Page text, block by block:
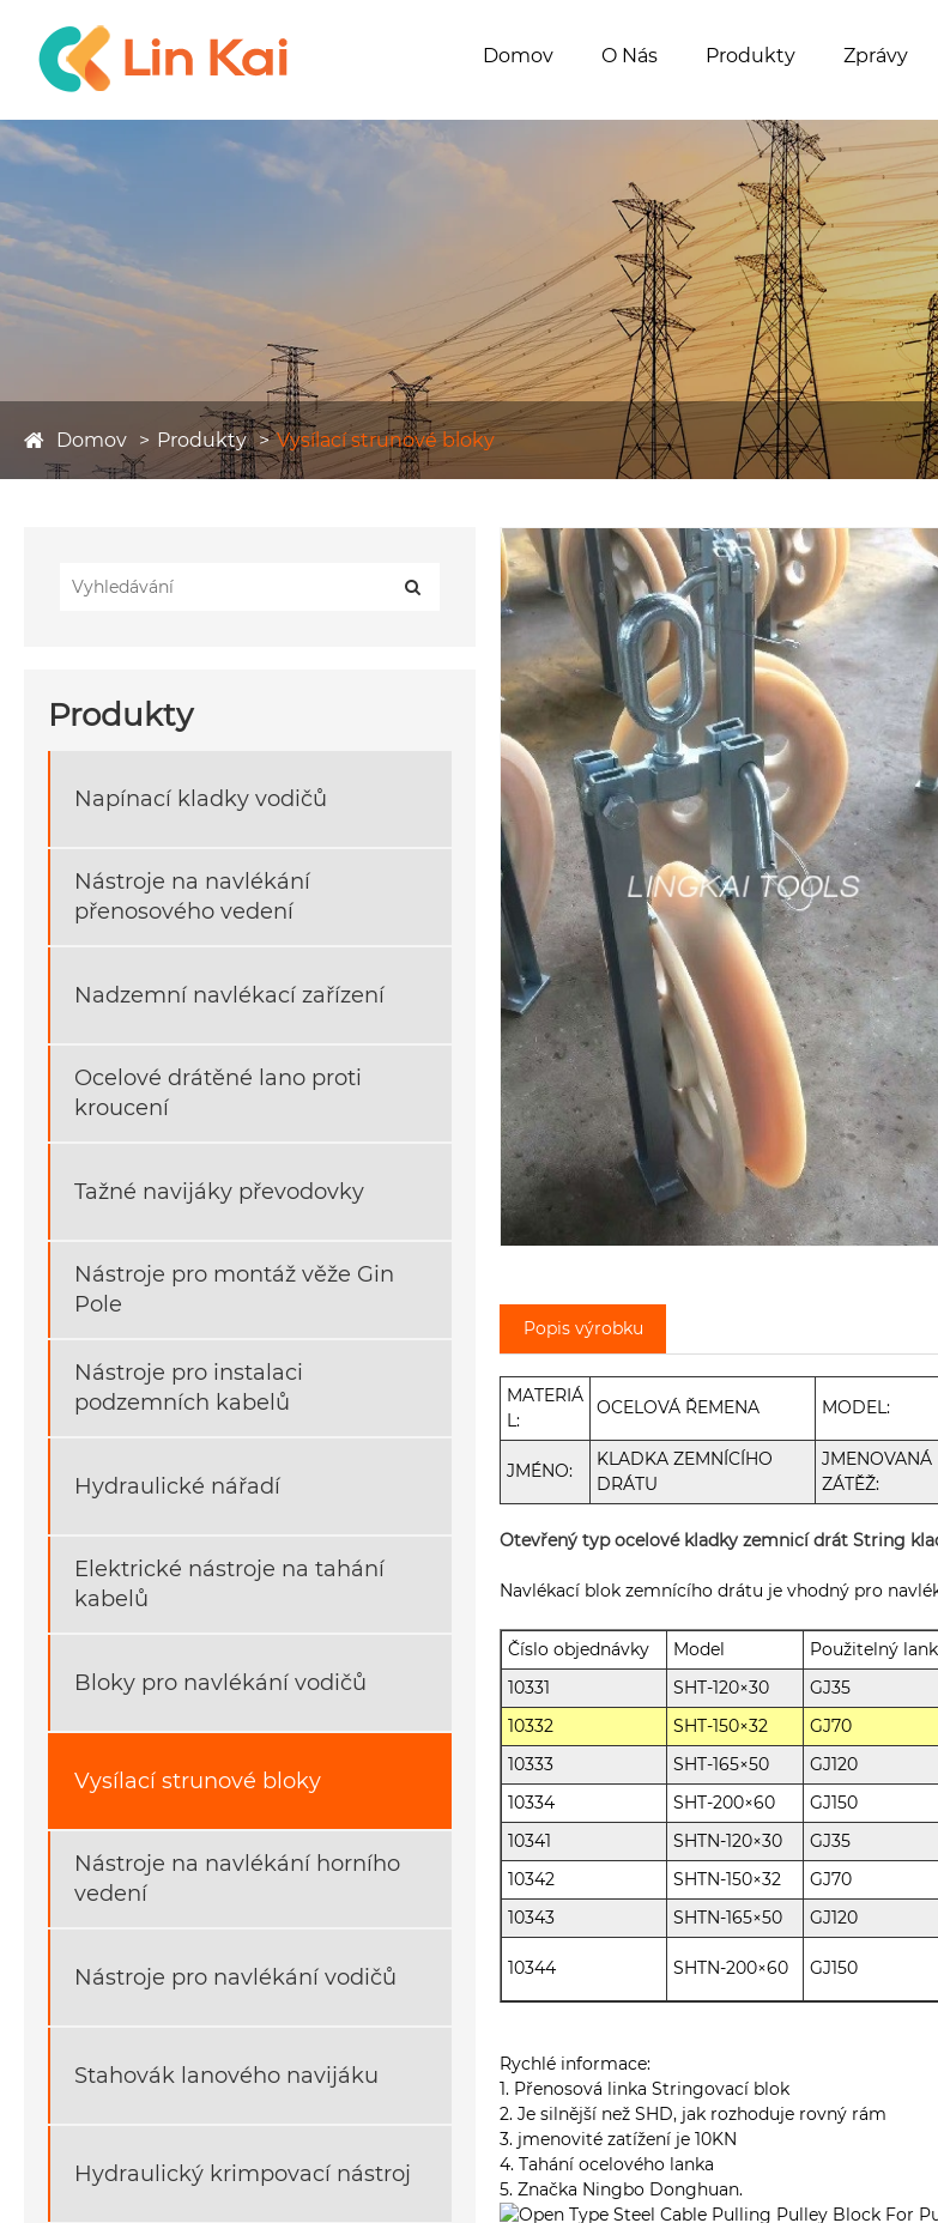
Domov O Nás Produkty Zprávy
Domov Produkty Vysílací strunové bloky
Produkty
Napínací kladky vodičů
Nástroje na navlékání
přenosového vedení
Nadzemní navlékací zařízení
Ocelové drátěné lano proti
kroucení
Tažné navijáky převodovky
Nástroje pro montáž věže Gin
Pole
Nástroje pro instalaci
podzemních kabelů
Hydraulické nářadí
Elektrické nástroje na tahání
kabelů
Bloky pro navlékání vodičů
Vysílací strunové bloky
Nástroje na navlékání horního
vedení
Nástroje pro navlékání vodičů
Stahovák lanového navijáku
Hydraulický krimpovací nástroj
Popis výrobku
MATERIÁ
L:
OCELOVÁ ŘEMENA MODEL:
JMÉNO:
KLADKA ZEMNÍCÍHO
DRÁTU
JMENOVANÁ
ZÁTĚŽ:
Otevřený typ ocelové kladky zemnicí drát String
Navlékací blok zemnícího drátu je vhodný pro
Číslo objednávky Model Použitelný
10331
SHT-120×30 GJ35
10332 SHT-150×32 GJ70
10333
SHT-165×50 GJ120
10334
SHT-200×60 GJ150
10341
SHTN-120×30 GJ35
10342 SHTN-150×32 GJ70
10343
SHTN-165×50 GJ120
10344 SHTN-200×60 GJ150
Rychlé informace:
1. Přenosová linka Stringovací blok
2. Je silnější než SHD, jak rozhoduje rovný rám
3. jmenovité zatížení je 10KN
4. Tahání ocelového lanka
5. Značka Ningbo Donghuan.